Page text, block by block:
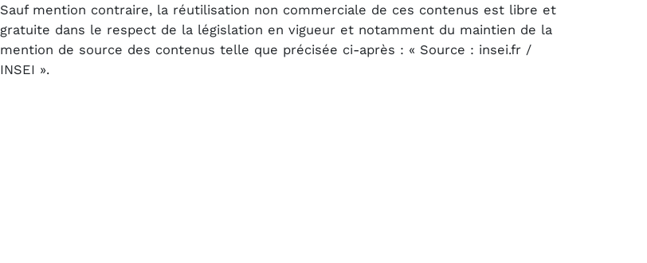
Sauf mention contraire, la réutilisation non commerciale de ces contenus est libre et
gratuite dans le respect de la législation en vigueur et notamment du maintien de la
mention de source des contenus telle que précisée ci-après : « Source : insei.fr /
INSEI ».